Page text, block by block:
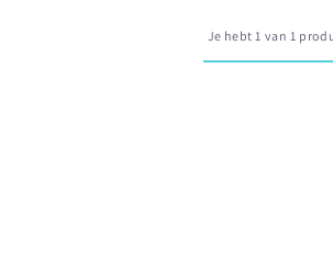
Je hebt 1 van 1